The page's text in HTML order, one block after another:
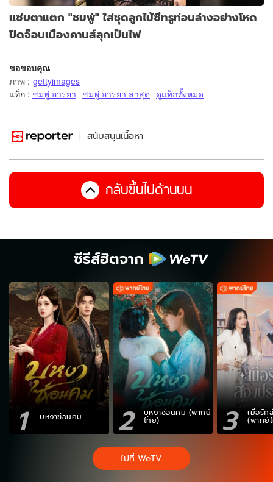
แซ่บตาแตก "ชมพู่" ใส่ชุดลูกไม้ซีทรูท่อนล่างอย่างโหด
ปิดจ็อบเมืองคานส์ลุกเป็นไฟ
ขอขอบคุณ
ภาพ : gettyimages
แท็ก : ชมพู่ อารยา ชมพู่ อารยา ล่าสุด ดูแท็กทั้งหมด
สนับสนุนเนื้อหา
กลับขึ้นไปด้านบน
ซีรีส์ฮิตจาก
1 บุหงาซ่อนคม 2 บุหงาซ่อนคม (พากย์
ไทย) 3 เมื่อรัก
(พากย์
ไปที่ WeTV